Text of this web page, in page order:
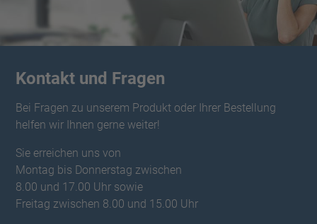
Kontakt und Fragen
Bei Fragen zu unserem Produkt oder Ihrer Bestellung
helfen wir Ihnen gerne weiter!
Sie erreichen uns von
Montag bis Donnerstag zwischen
8.00 und 17.00 Uhr sowie
Freitag zwischen 8.00 und 15.00 Uhr